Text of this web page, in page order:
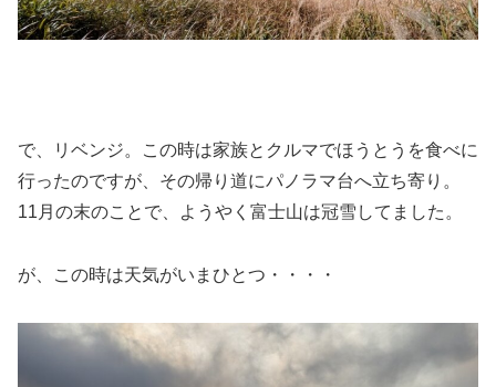
で、リベンジ。この時は家族とクルマでほうとうを食べに
行ったのですが、その帰り道にパノラマ台へ立ち寄り。
11月の末のことで、ようやく富士山は冠雪してました。
が、この時は天気がいまひとつ・・・・